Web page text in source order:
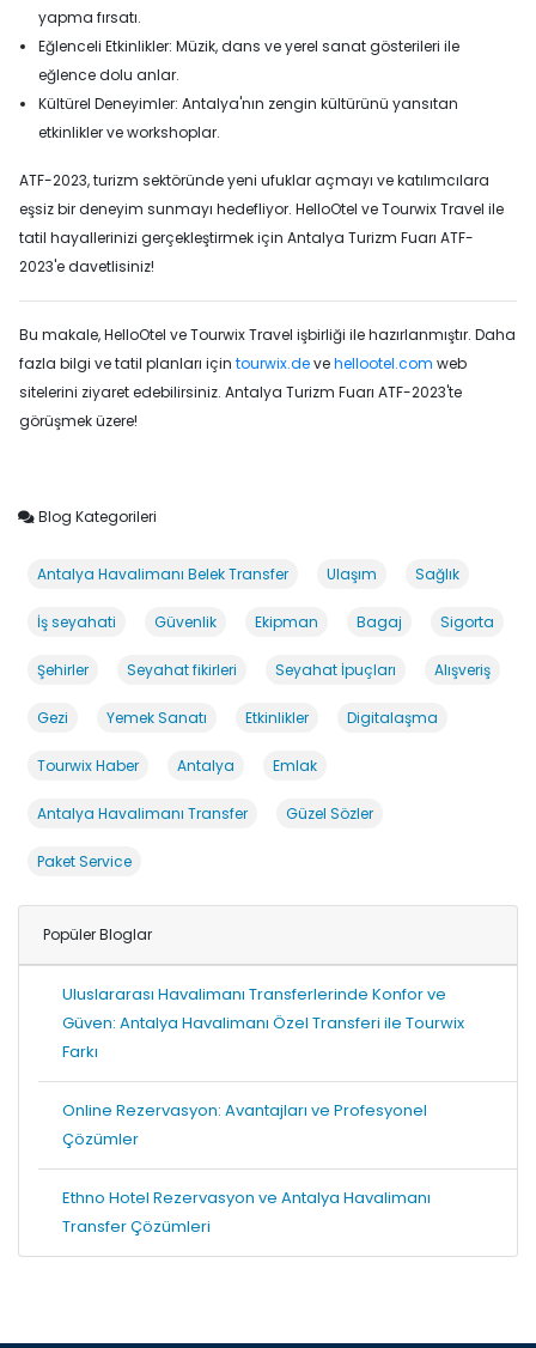
yapma fırsatı.
Eğlenceli Etkinlikler: Müzik, dans ve yerel sanat gösterileri ile
eğlence dolu anlar.
Kültürel Deneyimler: Antalya'nın zengin kültürünü yansıtan
etkinlikler ve workshoplar.
ATF-2023, turizm sektöründe yeni ufuklar açmayı ve katılımcılara
eşsiz bir deneyim sunmayı hedefliyor. HelloOtel ve Tourwix Travel ile
tatil hayallerinizi gerçekleştirmek için Antalya Turizm Fuarı ATF-
2023'e davetlisiniz!
Bu makale, HelloOtel ve Tourwix Travel işbirliği ile hazırlanmıştır. Daha
fazla bilgi ve tatil planları için tourwix.devehellootel.com web
sitelerini ziyaret edebilirsiniz. Antalya Turizm Fuarı ATF-2023'te
görüşmek üzere!
Blog Kategorileri
Antalya Havalimanı Belek Transfer Ulaşım Sağlık
İş seyahati Güvenlik Ekipman Bagaj Sigorta
Şehirler Seyahat fikirleri Seyahat İpuçları Alışveriş
Gezi Yemek Sanatı Etkinlikler Digitalaşma
Tourwix Haber Antalya Emlak
Antalya Havalimanı Transfer Güzel Sözler
Paket Service
Popüler Bloglar
Uluslararası Havalimanı Transferlerinde Konfor ve
Güven: Antalya Havalimanı Özel Transferi ile Tourwix
Farkı
Online Rezervasyon: Avantajları ve Profesyonel
Çözümler
Ethno Hotel Rezervasyon ve Antalya Havalimanı
Transfer Çözümleri